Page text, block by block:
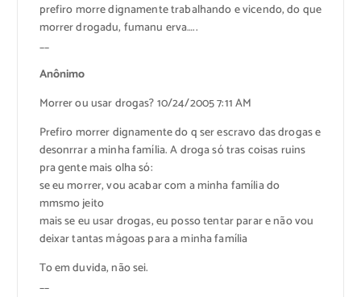
prefiro morre dignamente trabalhando e vicendo, do que
morrer drogadu, fumanu erva…..
__
Anônimo
Morrer ou usar drogas? 10/24/2005 7:11 AM
Prefiro morrer dignamente do q ser escravo das drogas e
desonrrar a minha família. A droga só tras coisas ruins
pra gente mais olha só:
se eu morrer, vou acabar com a minha família do
mmsmo jeito
mais se eu usar drogas, eu posso tentar parar e não vou
deixar tantas mágoas para a minha família
To em duvida, não sei.
__